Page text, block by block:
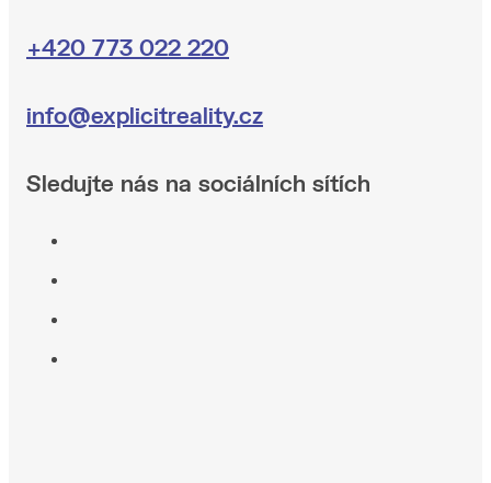
+420 773 022 220
info@explicitreality.cz
Sledujte nás na sociálních sítích